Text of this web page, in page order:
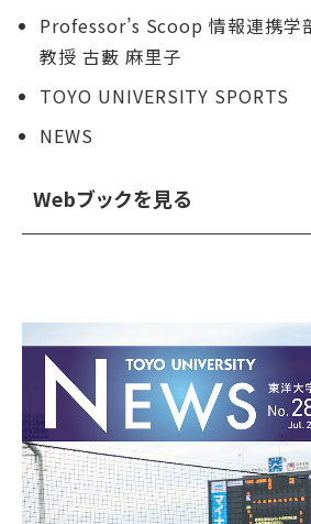
Professor’s Scoop 情報連携学
教授 古藪 麻里子
TOYO UNIVERSITY SPORTS
NEWS
Webブックを見る